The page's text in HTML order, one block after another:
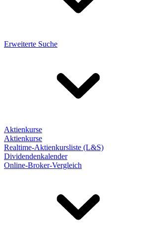
Erweiterte Suche
Aktienkurse
Aktienkurse
Realtime-Aktienkursliste (L&S)
Dividendenkalender
Online-Broker-Vergleich